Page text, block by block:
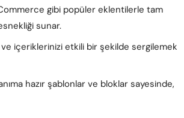
gibi popüler eklentilerle tam
sunar.
ve içeriklerinizi etkili bir şekilde sergilemek
hazır şablonlar ve bloklar sayesinde,